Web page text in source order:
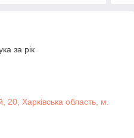
за рік
Харківська область, м.